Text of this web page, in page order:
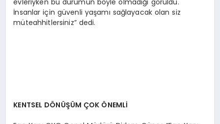
İnsanlar için güvenli yaşamı sağlayacak olan siz
müteahhitlersiniz” dedi.
KENTSEL DÖNÜŞÜM ÇOK ÖNEMLİ